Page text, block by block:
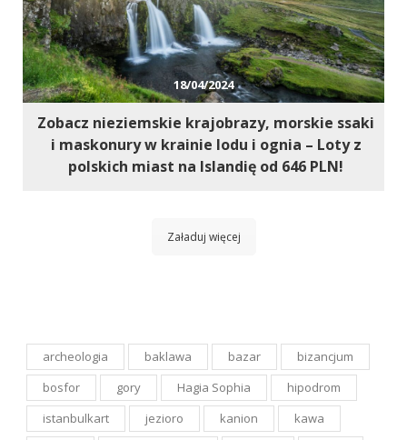
18/04/2024
Zobacz nieziemskie krajobrazy, morskie ssaki
i maskonury w krainie lodu i ognia – Loty z
polskich miast na Islandię od 646 PLN!
Załaduj więcej
archeologia baklawa bazar
bizancjum
bosfor
gory Hagia Sophia
hipodrom
istanbulkart
jezioro kanion
kawa